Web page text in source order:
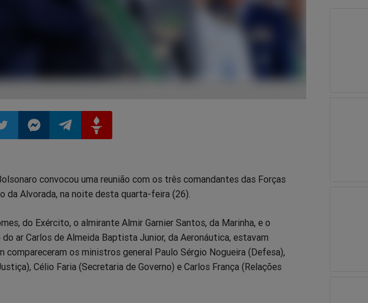
no
no
no
convocou uma reunião com os três comandantes das Forças
da Alvorada, na noite desta quarta-feira (26).
do Exército, o almirante Almir Garnier Santos, da Marinha, e o
ar Carlos de Almeida Baptista Junior, da Aeronáutica, estavam
compareceram os ministros general Paulo Sérgio Nogueira (Defesa),
Célio Faria (Secretaria de Governo) e Carlos França (Relações